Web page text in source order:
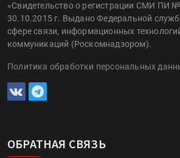
«Свидетельство о регистрации СМИ ПИ
30.10.2015 г. Выдано Федеральной
сфере связи, информационных
коммуникаций (Роскомнадзором).
Политика обработки персональных
ОБРАТНАЯ СВЯЗЬ